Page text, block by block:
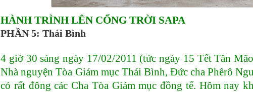
HÀNH TRÌNH LÊN CỔNG TRỜI SAPA
PHẦN 5: Thái Bình
4 giờ 30 sáng ngày 17/02/2011 (tức ngày 15 Tết Tân
Nhà nguyện Tòa Giám mục Thái Bình, Đức cha Phêrô
có rất đông các Cha Tòa Giám mục đồng tế. Hôm nay